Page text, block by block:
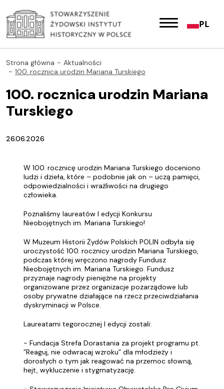
PL
Strona główna
Aktualności
100. rocznica urodzin Mariana Turskiego
100. rocznica urodzin Mariana
Turskiego
26.06.2026
W 100. rocznicę urodzin Mariana Turskiego doceniono
ludzi i dzieła, które – podobnie jak on – uczą pamięci,
odpowiedzialności i wrażliwości na drugiego
człowieka.
Poznaliśmy laureatów I edycji Konkursu
Nieobojętnych im. Mariana Turskiego!
W Muzeum Historii Żydów Polskich POLIN odbyła się
uroczystość 100. rocznicy urodzin Mariana Turskiego,
podczas której wręczono nagrody Fundusz
Nieobojętnych im. Mariana Turskiego. Fundusz
przyznaje nagrody pieniężne na projekty
organizowane przez organizacje pozarządowe lub
osoby prywatne działające na rzecz przeciwdziałania
dyskryminacji w Polsce.
Laureatami tegorocznej I edycji zostali:
- Fundacja Strefa Dorastania za projekt programu pt.
”Reaguj, nie odwracaj wzroku” dla młodzieży i
dorosłych o tym jak reagować na przemoc słowną,
hejt, wykluczenie i stygmatyzację.